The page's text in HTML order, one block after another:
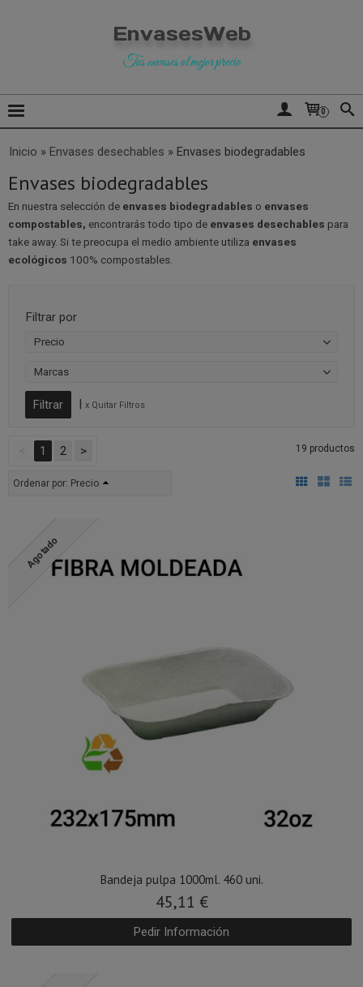
EnvasesWeb
Tus envases al mejor precio
0
Inicio » Envases desechables » Envases biodegradables
Envases biodegradables
En nuestra selección de envases biodegradables o envases
compostables, encontrarás todo tipo de envases desechables para
take away. Si te preocupa el medio ambiente utiliza envases
ecológicos 100% compostables.
Filtrar por
Precio
Marcas
| x Quitar Filtros
1 2 > 19 productos
Ordenar por: Precio
Agotado
Bandeja pulpa 1000ml. 460 uni.
45,11 €
Pedir Información